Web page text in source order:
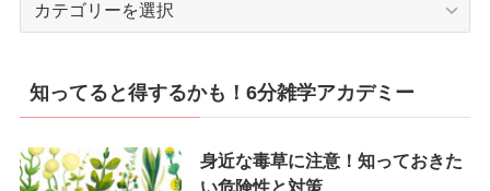
リ
ー
知ってると得するかも！6分雑学アカデミー
身近な毒草に注意！知っておきた
い危険性と対策